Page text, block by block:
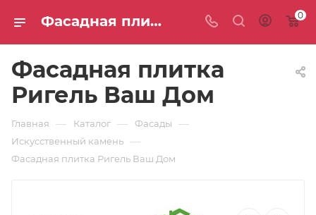
Фасадная плитка Ригель Ваш Дом: цены и доставка — интернет-магазин СТС 0
Фасадная плитка
Ригель Ваш Дом
Главная — Каталог — Фасады —
Искусственный камень —
Фасадная плитка Ригель Ваш Дом